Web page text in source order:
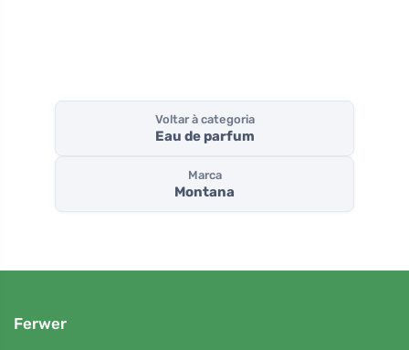
Voltar à categoria
Eau de parfum
Marca
Montana
Ferwer